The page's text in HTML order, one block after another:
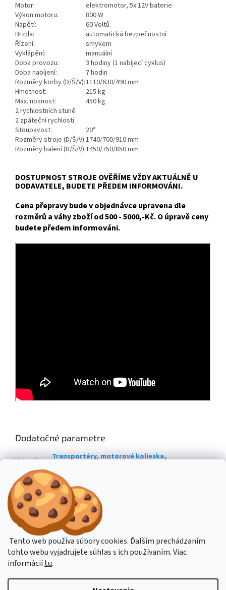
Tento web používa súbory cookies. Ďalším prechádzaním
tohto webu vyjadrujete súhlas s ich používaním. Viac
informáciítu.
Motor:
elektromotor, 5x 12V baterie
Výkon motoru:
800 W
Napětí:
60 Voltů
Brzda:
automatická bezpečnostní
Řízení:
smykem
Vyklápění:
manuální
Doba provozu:
3 hodiny (1 nabíjecí cyklus)
Doba nabíjení:
7 hodin
Rozměry korby (D/Š/V):1110/630/490 mm
Hmotnost:
215 kg
Max. nosnost:
450 kg
2 rychlostních stuně
2 zpáteční rychlosti
Stoupavost:
20°
Rozměry stroje (D/Š/V):1740/700/910 mm
Rozměry balení (D/Š/V):1450/750/850 mm
DOSTUPNOST STROJE OVĚŘÍME VŽDY AKTUÁLNĚ U
DODAVATELE, BUDETE PŘEDEM INFORMOVÁNI.
Cena přepravy bude v objednávce upravena dle
rozměrů a váhy zboží od 500 - 5000,-Kč. O úpravě ceny
budete předem informováni.
Dodatočné parametre
Kategória: Transportéry, motorové kolieska,
Hmotnosť
215 kg
EAN : 4047424006603
Stavba stroje CZ